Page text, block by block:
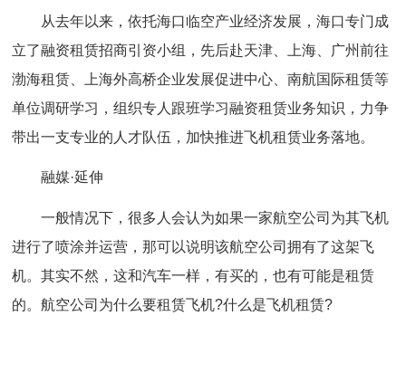
从去年以来，依托海口临空产业经济发展，海口专门成
立了融资租赁招商引资小组，先后赴天津、上海、广州前往
渤海租赁、上海外高桥企业发展促进中心、南航国际租赁等
单位调研学习，组织专人跟班学习融资租赁业务知识，力争
带出一支专业的人才队伍，加快推进飞机租赁业务落地。
融媒·延伸
一般情况下，很多人会认为如果一家航空公司为其飞机
进行了喷涂并运营，那可以说明该航空公司拥有了这架飞
机。其实不然，这和汽车一样，有买的，也有可能是租赁
的。航空公司为什么要租赁飞机?什么是飞机租赁?